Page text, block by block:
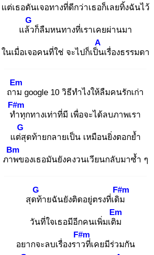
แต่เธอดันเจอทางที่ดีกว่าเธอก็เลยทิ้งฉันไว้
แล้ว
G
ก็ลืมหนทางที่เราเคยผ่านมา
ในเมื่อเจอคนที่ใช่ จะไปก็เป็น
A
เรื่องธรรมดา
ถาม
Em
google 10 วิธีทำไงให้ลืมคนรักเก่า
ทำ
F#m
ทุกทางเท่าที่มี เพื่อจะได้ลบภาพเรา
แต่สุ
G
ดท้ายกลายเป็น เหมือนยิ่งตอกย้ำ
ภาพ
Bm
ของเธอมันยังคงวนเวียนกลับมาซ้ำ ๆ
สุดท้
G
ายฉันยังติดอยู่ตรงที่เดิม
F#m
วันที่ใจเธอมีอีกคนเพิ่มเติม
Em
อยากจะลบเรื่องราว
F#m
ที่เคยมีร่วมกัน